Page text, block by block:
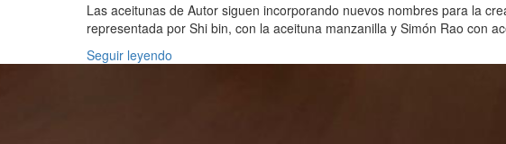
Las aceitunas de Autor siguen incorporando nuevos nombres para la
representada por Shi bin, con la aceituna manzanilla y Simón Rao con
Seguir leyendo